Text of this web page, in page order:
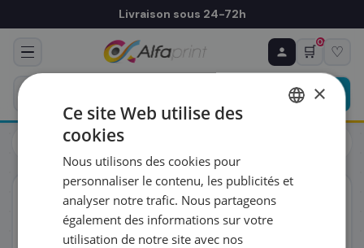
Livraison sous 24-72h
🛒
0
♡
Toners
Canon
ORIGINAL
♻ COMMANDE RÉCURRENTE
Prévoyez & économisez
Programmez votre prochain achat — notre équipe
vous prépare un devis personnalisé
RÉFÉRENCE DU PRODUIT
FRÉQUENCE
×
Ce site Web utilise des
cookies
Nous utilisons des cookies pour
personnaliser le contenu, les publicités et
analyser notre trafic. Nous partageons
également des informations sur votre
utilisation de notre site avec nos